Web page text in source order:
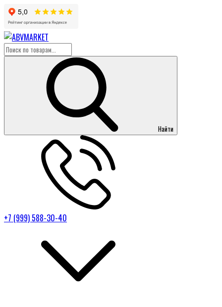
Найти
+7 (999) 588-30-40